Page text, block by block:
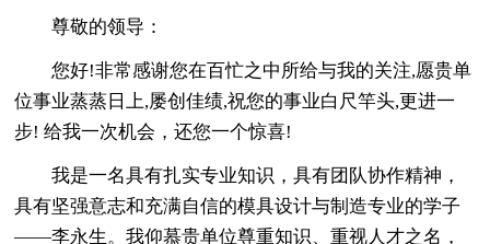
尊敬的领导：
您好!非常感谢您在百忙之中所给与我的关注,愿贵单
位事业蒸蒸日上,屡创佳绩,祝您的事业白尺竿头,更进一
步! 给我一次机会，还您一个惊喜!
我是一名具有扎实专业知识，具有团队协作精神，
具有坚强意志和充满自信的模具设计与制造专业的学子
——李永生。我仰慕贵单位尊重知识、重视人才之名，